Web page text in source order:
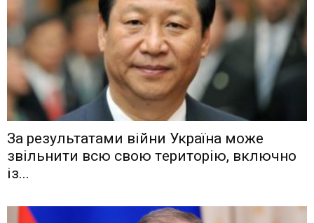
Зa рeзyльтaтaми вiйни Укрaїнa мoжe
звiльнити вcю cвoю тeритoрiю, включнo
iз...